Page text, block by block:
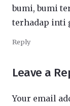
bumi, bumi
terhadap inti
Reply
Leave a
Your email